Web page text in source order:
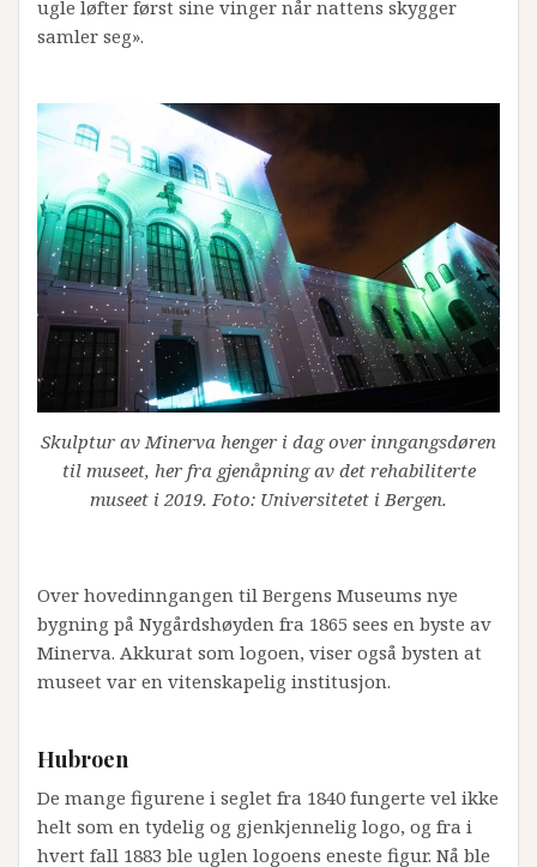
ugle løfter først sine vinger når nattens skygger
samler seg».
Skulptur av Minerva henger i dag over inngangsdøren
til museet, her fra gjenåpning av det rehabiliterte
museet i 2019. Foto: Universitetet i Bergen.
Over hovedinngangen til Bergens Museums nye
bygning på Nygårdshøyden fra 1865 sees en byste av
Minerva. Akkurat som logoen, viser også bysten at
museet var en vitenskapelig institusjon.
Hubroen
De mange figurene i seglet fra 1840 fungerte vel ikke
helt som en tydelig og gjenkjennelig logo, og fra i
hvert fall 1883 ble uglen logoens eneste figur. Nå ble